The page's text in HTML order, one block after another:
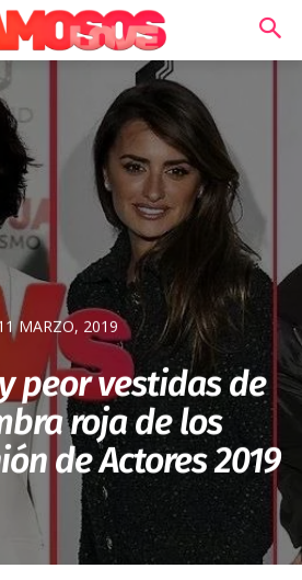
MARZO, 2019
peor vestidas de
roja de los
de Actores 2019